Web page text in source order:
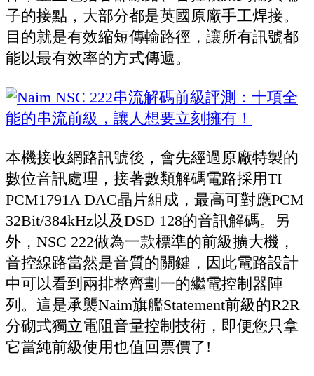
子的接點，大部分都是英國原廠手工焊接。
目的就是有效縮短傳輸路徑，讓所有訊號都
能以最有效率的方式傳遞。
本機接收網路訊號後，會先經過原廠特製的
數位音訊處理，接著數類解碼電路採用TI
PCM1791A DAC晶片組成，最高可對應PCM
32Bit/384kHz以及DSD 128的音訊解碼。另
外，NSC 222做為一款標準的前級擴大機，
音控線路當然是音質的關鍵，因此電路設計
中可以看到兩排整齊劃一的繼電控制器陣
列。這是承襲Naim旗艦Statement前級的R2R
分砌式獨立電阻音量控制技術，即便您只拿
它當純前級使用也值回票價了!